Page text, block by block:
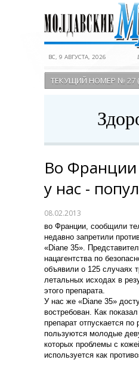
ВС, 9 АВГУСТА, 2026
ТЕКУЩИЙ НОМЕР № 27
Во
у нас -
08.02.2013
во Франции, сообщили
недавно запретили
«Diane 35».
нацагентства по
объявили о 125 случаях
летальных исходах в
этого препарата.
У нас же «Diane 35»
востребован. Как
препарат отпускается
пользуются молодые
которых проблемы с
используется как